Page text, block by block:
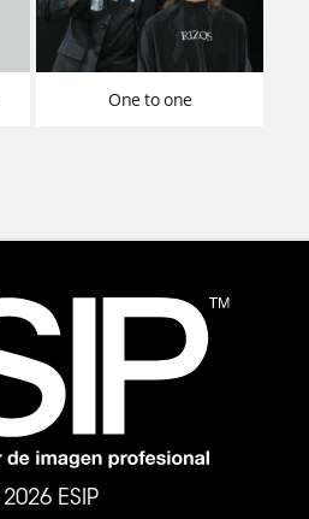
one to one
2026ESIP